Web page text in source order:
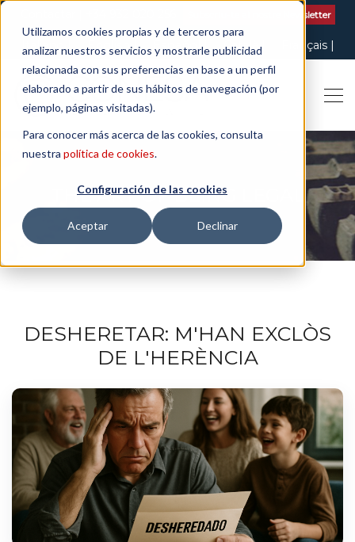
Utilizamos cookies propias y de terceros para
analizar nuestros servicios y mostrarle publicidad
relacionada con sus preferencias en base a un perfil
elaborado a partir de sus hábitos de navegación (por
ejemplo, páginas visitadas).
Para conocer más acerca de las cookies, consulta
nuestra política de cookies.
Configuración de las cookies
Aceptar Declinar
Subscriu-te al nostre Newsletter
Català
English Español Français
Italiano
THE ART OF BEING LEGAL
DESHERETAR: M'HAN EXCLÒS
DE L'HERÈNCIA